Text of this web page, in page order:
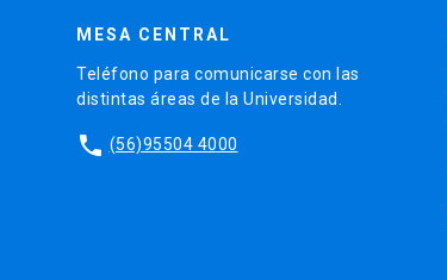
MESA CENTRAL
Teléfono para comunicarse con las
distintas áreas de la Universidad.
phone (56)95504 4000